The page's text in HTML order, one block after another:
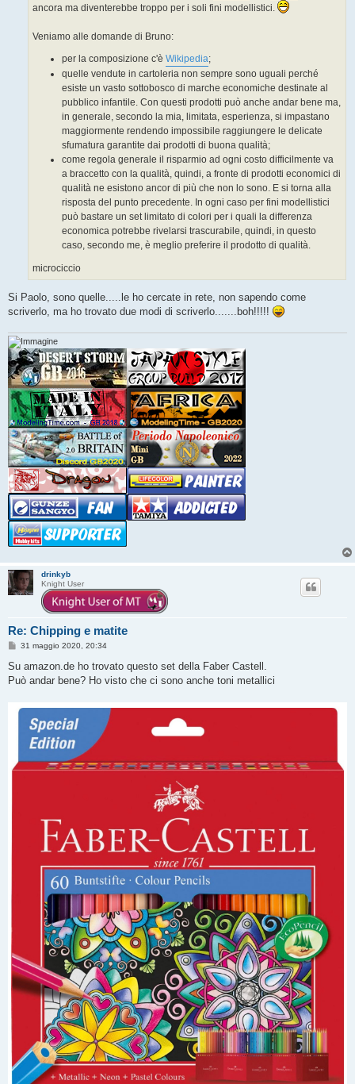
ancora ma diventerebbe troppo per i soli fini modellistici.
Veniamo alle domande di Bruno:
per la composizione c'èWikipedia;
quelle vendute in cartoleria non sempre sono uguali perché
esiste un vasto sottobosco di marche economiche destinate al
pubblico infantile. Con questi prodotti può anche andar bene ma,
in generale, secondo la mia, limitata, esperienza, si impastano
maggiormente rendendo impossibile raggiungere le delicate
sfumatura garantite dai prodotti di buona qualità;
come regola generale il risparmio ad ogni costo difficilmente va
a braccetto con la qualità, quindi, a fronte di prodotti economici di
qualità ne esistono ancor di più che non lo sono. E si torna alla
risposta del punto precedente. In ogni caso per fini modellistici
può bastare un set limitato di colori per i quali la differenza
economica potrebbe rivelarsi trascurabile, quindi, in questo
caso, secondo me, è meglio preferire il prodotto di qualità.
microciccio
Si Paolo, sono quelle.....le ho cercate in rete, non sapendo come
scriverlo, ma ho trovato due modi di scriverlo.......boh!!!!!
drinkyb
Knight User
Re: Chipping e matite
M
s
a
i
31 maggio 2020, 20:34
Su amazon.de ho trovato questo set della Faber Castell.
Può andar bene? Ho visto che ci sono anche toni metallici